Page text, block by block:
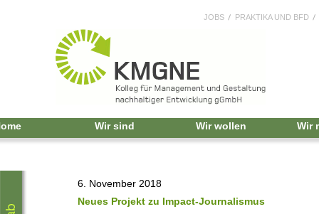
JOBS PRAKTIKA UND BFD
Wir sind Wir wollen Wir
6. November 2018
Neues Projekt zu Impact-Journalismus